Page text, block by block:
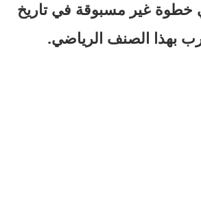
2025، في خطوة غير مسبوقة في تاريخ
بهذا الصنف الرياضي.